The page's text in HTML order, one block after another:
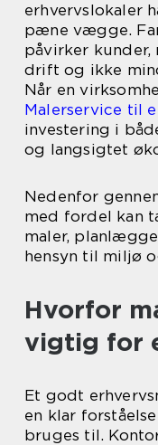
erhvervslokaler
pæne vægge.
påvirker kunder,
drift og ikke
Når en
Malerservice til
investering i
og langsigtet
Nedenfor
med fordel kan
maler,
hensyn til miljø
Hvorfor
vigtig for
Et godt
en klar
bruges til.